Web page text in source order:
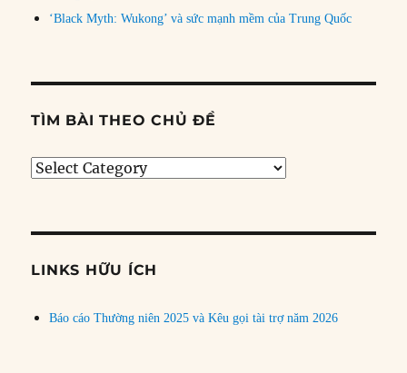
‘Black Myth: Wukong’ và sức mạnh mềm của Trung Quốc
TÌM BÀI THEO CHỦ ĐỀ
Tìm
đề
LINKS HỮU ÍCH
Báo cáo Thường niên 2025 và Kêu gọi tài trợ năm 2026